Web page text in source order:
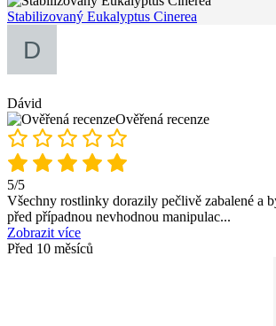
Stabilizovaný Eukalyptus Cinerea
Dávid
Ověřená recenze
5/5
Všechny rostlinky dorazily pečlivě zabalené a
před případnou nevhodnou manipulac...
Zobrazit více
Před 10 měsíců